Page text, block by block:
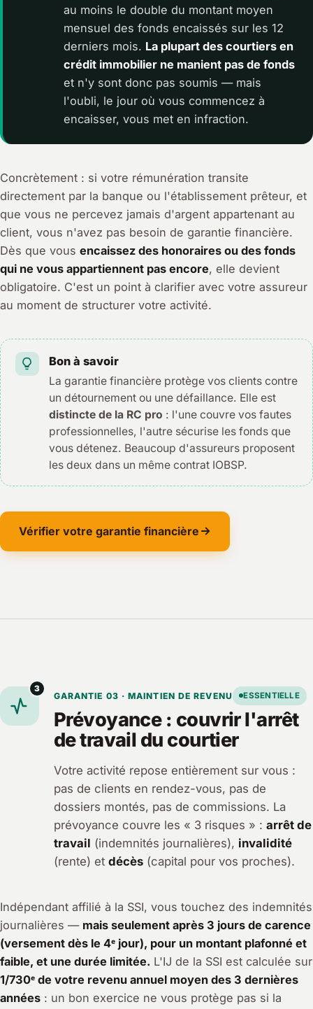
au moins le double du montant moyen
mensuel des fonds encaissés sur les 12
derniers mois. La plupart des courtiers en
crédit immobilier ne manient pas de fonds
et n'y sont donc pas soumis — mais
l'oubli, le jour où vous commencez à
encaisser, vous met en infraction.
Concrètement : si votre rémunération transite
directement par la banque ou l'établissement prêteur, et
que vous ne percevez jamais d'argent appartenant au
client, vous n'avez pas besoin de garantie financière.
Dès que vous encaissez des honoraires ou des fonds
qui ne vous appartiennent pas encore, elle devient
obligatoire. C'est un point à clarifier avec votre assureur
au moment de structurer votre activité.
Bon à savoir
La garantie financière protège vos clients contre
un détournement ou une défaillance. Elle est
distincte de la RC pro : l'une couvre vos fautes
professionnelles, l'autre sécurise les fonds que
vous détenez. Beaucoup d'assureurs proposent
les deux dans un même contrat IOBSP.
Vérifier votre garantie financière
3
GARANTIE 03 · MAINTIEN DE REVENU ESSENTIELLE
Prévoyance : couvrir l'arrêt
de travail du courtier
Votre activité repose entièrement sur vous :
pas de clients en rendez-vous, pas de
dossiers montés, pas de commissions. La
prévoyance couvre les « 3 risques » : arrêt de
travail (indemnités journalières), invalidité
(rente) et décès(capital pour vos proches).
Indépendant affilié à la SSI, vous touchez des indemnités
journalières — mais seulement après 3 jours de carence
(versement dès le 4ᵉ jour), pour un montant plafonné et
faible, et une durée limitée. L'IJ de la SSI est calculée sur
1/730ᵉ de votre revenu annuel moyen des 3 dernières
années : un bon exercice ne vous protège pas si la